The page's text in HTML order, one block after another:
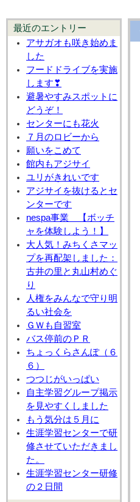
最近のエントリー
アサガオも咲き始めま
した
フードドライブを実施
します❣
避暑やすみスポットに
どうぞ！
センターにも花火
７月のロビーから
願いをこめて
館内もアジサイ
ユリがきれいです
アジサイを抜けるとセ
ンターです
nespa事業 【ボッチ
ャを体験しよう！】
大人気！みちくさマッ
プを再配架しました：
古井の里と丸山村めぐ
り
人権をみんなで守り明
るい社会を
ＧＷも自習室
バス停前のＰＲ
ちょっくらさんぽ（６
６）
つつじがいっぱい
自主学習グループ掲示
を見やすくしました
もう気分は５月に
生涯学習センターで研
修させていただきまし
た。
生涯学習センター研修
の２日間